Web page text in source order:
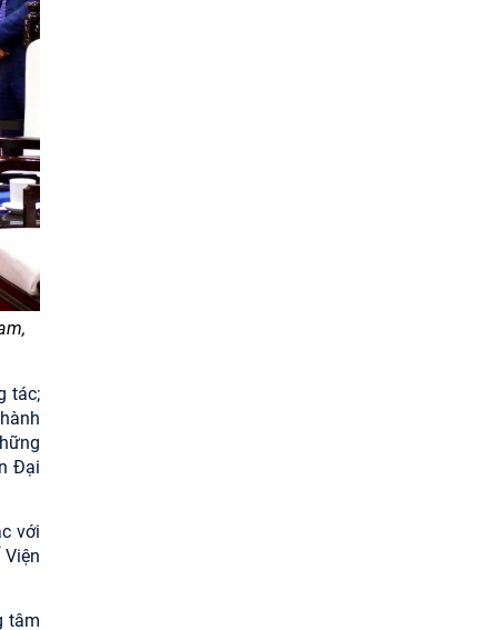
tác;
Đại
với
tâm